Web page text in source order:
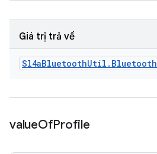
Giá trị trả về
Sl4aBluetoothUtil . Bluetooth
valueOfProfile